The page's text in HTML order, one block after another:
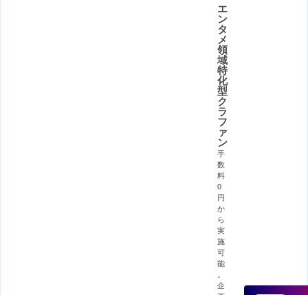
エ
ン
タ
メ
領
域
特
化
型
ク
ラ
フ
ァ
ン
手
数
料
0
円
か
ら
実
施
可
能
。
企